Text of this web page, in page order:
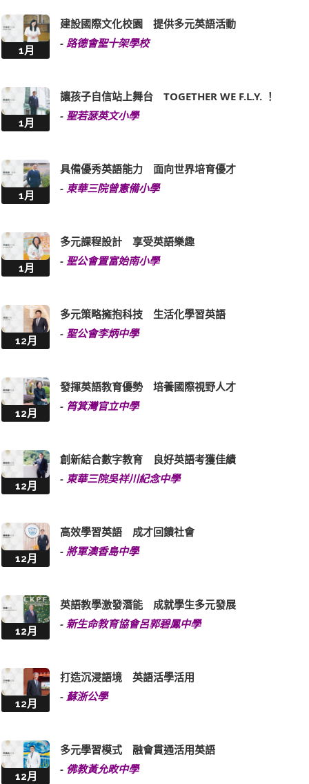
1月
建設國際文化校園 提供多元英語活動
- 路德會聖十架學校
1月
讓孩子自信站上舞台 TOGETHER WE F.L.Y. ！
- 聖若瑟英文小學
1月
具備優秀英語能力 面向世界培育優才
- 東華三院曾憲備小學
1月
多元課程設計 享受英語樂趣
- 聖公會置富始南小學
12月
多元策略擁抱科技 生活化學習英語
- 聖公會李炳中學
12月
發揮英語教育優勢 培養國際視野人才
- 筲箕灣官立中學
12月
創新結合數字教育 良好英語考獲佳績
- 東華三院吳祥川紀念中學
12月
高效學習英語 成才回饋社會
- 將軍澳香島中學
12月
英語教學激發潛能 成就學生多元發展
- 新生命教育協會呂郭碧鳳中學
12月
打造沉浸語境 英語活學活用
- 蘇浙公學
12月
多元學習模式 融會貫通活用英語
- 佛教黃允畋中學